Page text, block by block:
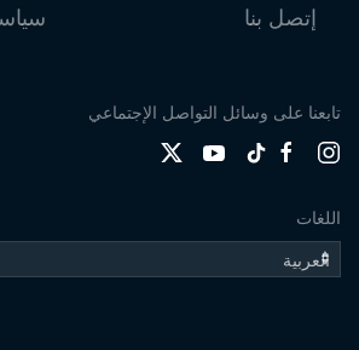
إتصل بنا
تابعنا على وسائل التواصل الإجتماعي
اللغات